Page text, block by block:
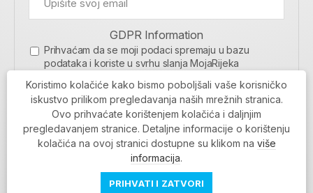
GDPR Information
Prihvaćam da se moji podaci spremaju u bazu
podataka i koriste u svrhu slanja MojaRijeka
MOJARIJEKA NEWSLETTER
PRIJAVI SE
Povratak na vrh
Koristimo kolačiće kako bismo poboljšali vaše korisničko
iskustvo prilikom pregledavanja naših mrežnih stranica.
Ovo prihvaćate korištenjem kolačića i daljnjim
pregledavanjem stranice. Detaljne informacije o korištenju
kolačića na ovoj stranici dostupne su klikom na više
informacija.
PRIHVATI I ZATVORI